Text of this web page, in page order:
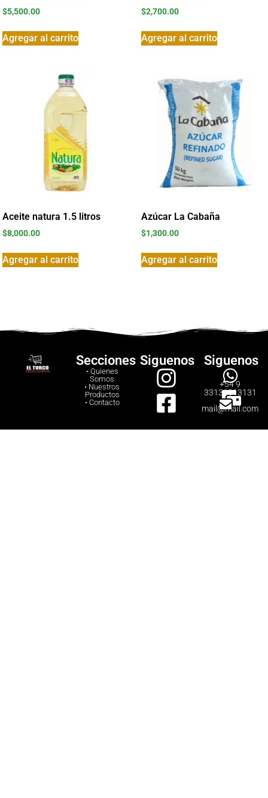
$5,500.00
Agregar al carrito
$2,700.00
Agregar al carrito
Aceite natura 1.5 litros
$8,000.00
Agregar al carrito
Azúcar La Cabaña
$1,300.00
Agregar al carrito
Secciones
• Quienes
Somos
• Nuestros
Productos
• Contacto
Siguenos Siguenos
+54 9
33131313131
mail@mail.com